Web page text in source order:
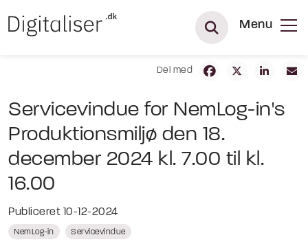
Menu
Del med
Servicevindue for NemLog-in's
Produktionsmiljø den 18.
december 2024 kl. 7.00 til kl.
16.00
Publiceret 10-12-2024
NemLog-in Servicevindue